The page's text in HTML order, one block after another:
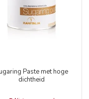
Paste met hoge
dichtheid